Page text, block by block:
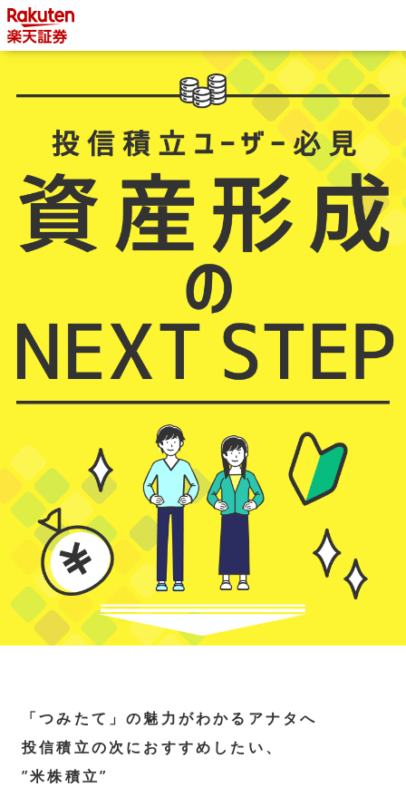
「つみたて」の魅力がわかるアナタへ
投信積立の次におすすめしたい、
”米株積立”